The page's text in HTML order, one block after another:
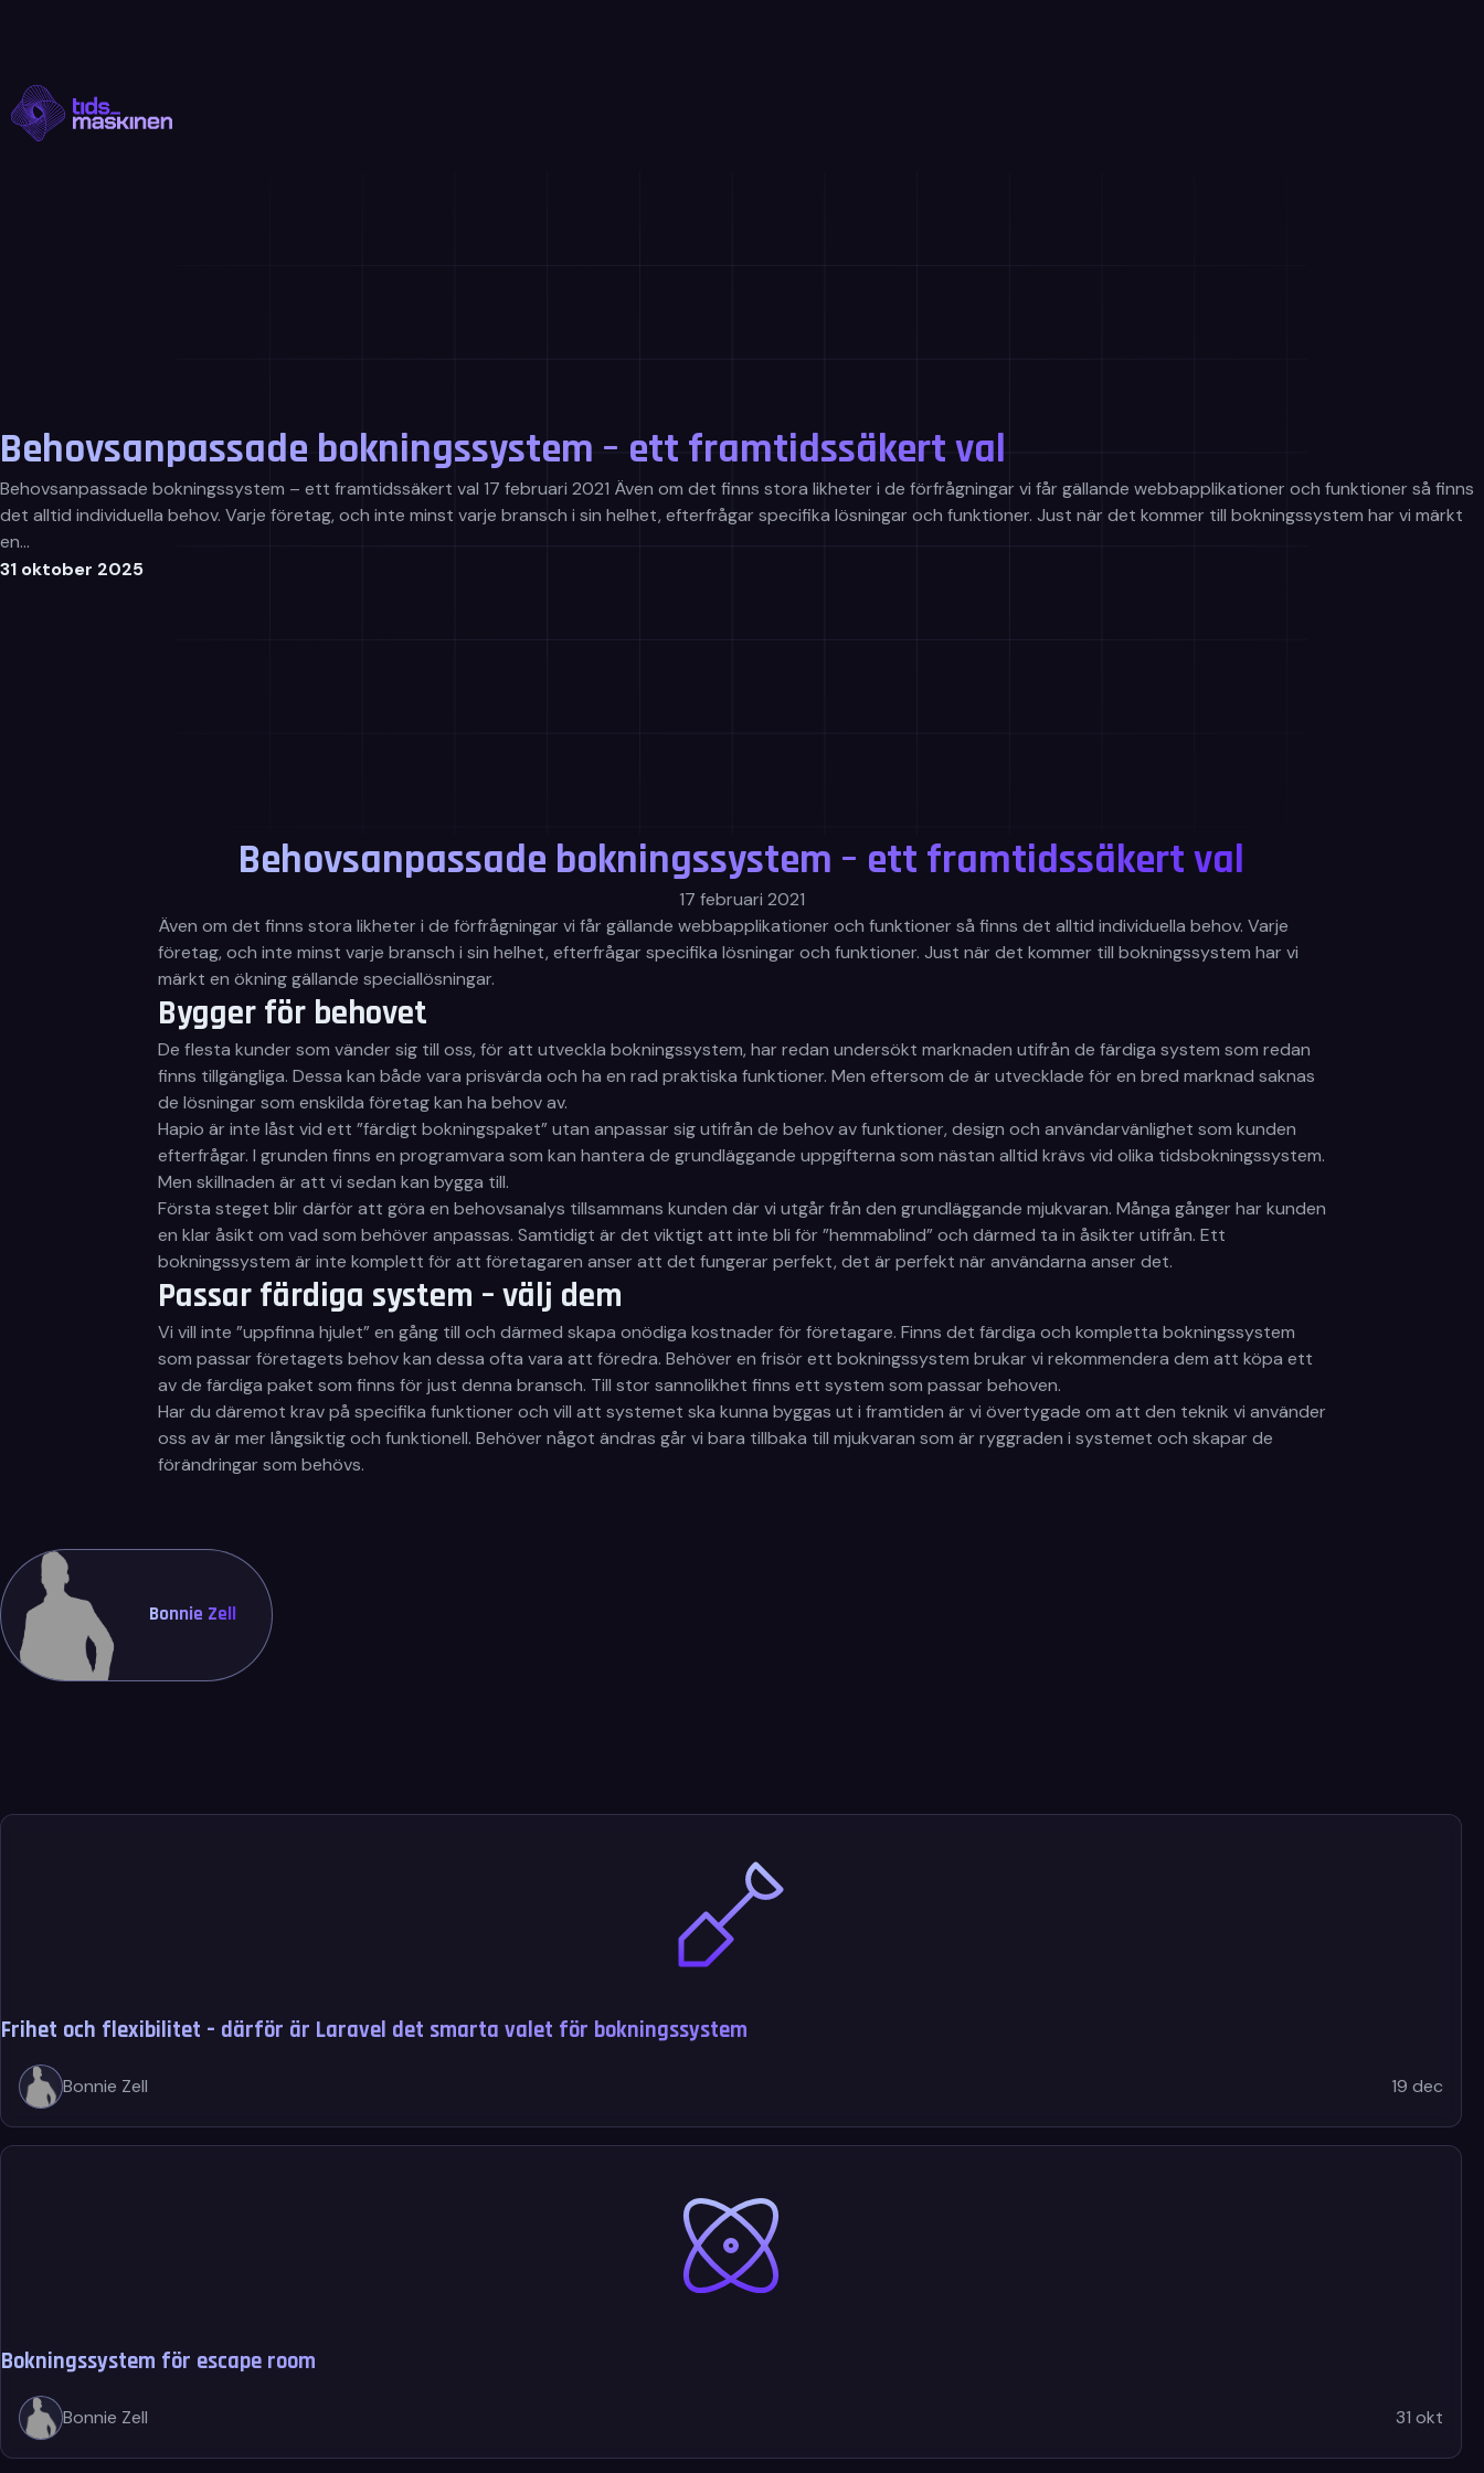
Behovsanpassade bokningssystem – ett framtidssäkert val
Behovsanpassade bokningssystem – ett framtidssäkert val 17 februari 2021 Även om det finns stora likheter i de förfrågningar vi får gällande webbapplikationer och funktioner så finns
det alltid individuella behov. Varje företag, och inte minst varje bransch i sin helhet, efterfrågar specifika lösningar och funktioner. Just när det kommer till bokningssystem har vi märkt
en…
31 oktober 2025
Behovsanpassade bokningssystem – ett framtidssäkert val
17 februari 2021
Även om det finns stora likheter i de förfrågningar vi får gällande webbapplikationer och funktioner så finns det alltid individuella behov. Varje
företag, och inte minst varje bransch i sin helhet, efterfrågar specifika lösningar och funktioner. Just när det kommer till bokningssystem har vi
märkt en ökning gällande speciallösningar.
Bygger för behovet
De flesta kunder som vänder sig till oss, för att utveckla bokningssystem, har redan undersökt marknaden utifrån de färdiga system som redan
finns tillgängliga. Dessa kan både vara prisvärda och ha en rad praktiska funktioner. Men eftersom de är utvecklade för en bred marknad saknas
de lösningar som enskilda företag kan ha behov av.
Hapio är inte låst vid ett ”färdigt bokningspaket” utan anpassar sig utifrån de behov av funktioner, design och användarvänlighet som kunden
efterfrågar. I grunden finns en programvara som kan hantera de grundläggande uppgifterna som nästan alltid krävs vid olika tidsbokningssystem.
Men skillnaden är att vi sedan kan bygga till.
Första steget blir därför att göra en behovsanalys tillsammans kunden där vi utgår från den grundläggande mjukvaran. Många gånger har kunden
en klar åsikt om vad som behöver anpassas. Samtidigt är det viktigt att inte bli för ”hemmablind” och därmed ta in åsikter utifrån. Ett
bokningssystem är inte komplett för att företagaren anser att det fungerar perfekt, det är perfekt när användarna anser det.
Passar färdiga system – välj dem
Vi vill inte ”uppfinna hjulet” en gång till och därmed skapa onödiga kostnader för företagare. Finns det färdiga och kompletta bokningssystem
som passar företagets behov kan dessa ofta vara att föredra. Behöver en frisör ett bokningssystem brukar vi rekommendera dem att köpa ett
av de färdiga paket som finns för just denna bransch. Till stor sannolikhet finns ett system som passar behoven.
Har du däremot krav på specifika funktioner och vill att systemet ska kunna byggas ut i framtiden är vi övertygade om att den teknik vi använder
oss av är mer långsiktig och funktionell. Behöver något ändras går vi bara tillbaka till mjukvaran som är ryggraden i systemet och skapar de
förändringar som behövs.
Bonnie Zell
Frihet och flexibilitet – därför är Laravel det smarta valet för bokningssystem
Bonnie Zell 19 dec
Bokningssystem för escape room
Bonnie Zell 31 okt